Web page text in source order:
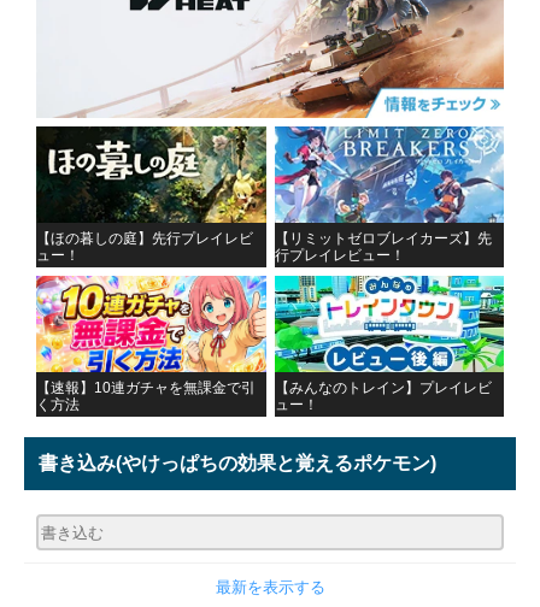
【ほの暮しの庭】先行プレイレビ
ュー！
【リミットゼロブレイカーズ】先
行プレイレビュー！
【速報】10連ガチャを無課金で引
く方法
【みんなのトレイン】プレイレビ
ュー！
書き込み(やけっぱちの効果と覚えるポケモン)
最新を表示する